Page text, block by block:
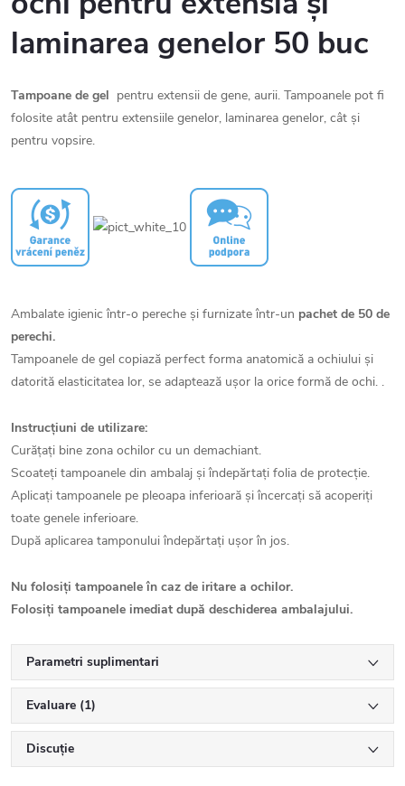
laminarea genelor 50 buc
Tampoane de gel pentru extensii de gene, aurii. Tampoanele pot fi
folosite atât pentru extensiile genelor, laminarea genelor, cât și
pentru vopsire.
Ambalate igienic într-o pereche și furnizate într-un pachet de 50 de
perechi.
Tampoanele de gel copiază perfect forma anatomică a ochiului și
datorită elasticitatea lor, se adaptează ușor la orice formă de ochi. .
Instrucțiuni de utilizare:
Curățați bine zona ochilor cu un demachiant.
Scoateți tampoanele din ambalaj și îndepărtați folia de protecție.
Aplicați tampoanele pe pleoapa inferioară și încercați să acoperiți
toate genele inferioare.
După aplicarea tamponului îndepărtați ușor în jos.
Nu folosiți tampoanele în caz de iritare a ochilor.
Folosiți tampoanele imediat după deschiderea ambalajului.
Parametri suplimentari
Evaluare (1)
Discuţie